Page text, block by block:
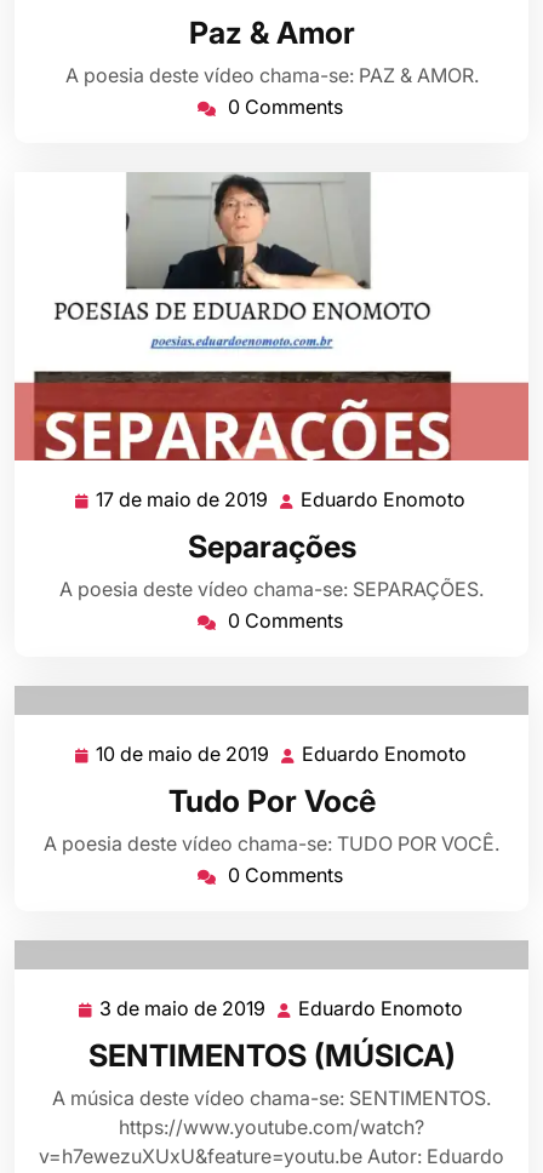
de
maio
de
2019
Paz & Amor
A poesia deste vídeo chama-se: PAZ & AMOR.
0 Comments
17 de maio de 2019 17
maio
de
2019
Eduardo Enomoto
Separações
A poesia deste vídeo chama-se: SEPARAÇÕES.
0 Comments
10 de maio de 2019 10
maio
de
2019
Eduardo Enomoto
Tudo Por Você
A poesia deste vídeo chama-se: TUDO POR VOCÊ.
0 Comments
3 de maio de 2019 3
de
maio
de
2019
Eduardo Enomoto
SENTIMENTOS (MÚSICA)
A música deste vídeo chama-se: SENTIMENTOS.
https://www.youtube.com/watch?
v=h7ewezuXUxU&feature=youtu.be Autor: Eduardo